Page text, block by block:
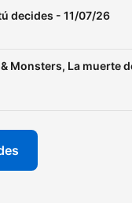
decides - 11/07/26
Monsters, La muerte